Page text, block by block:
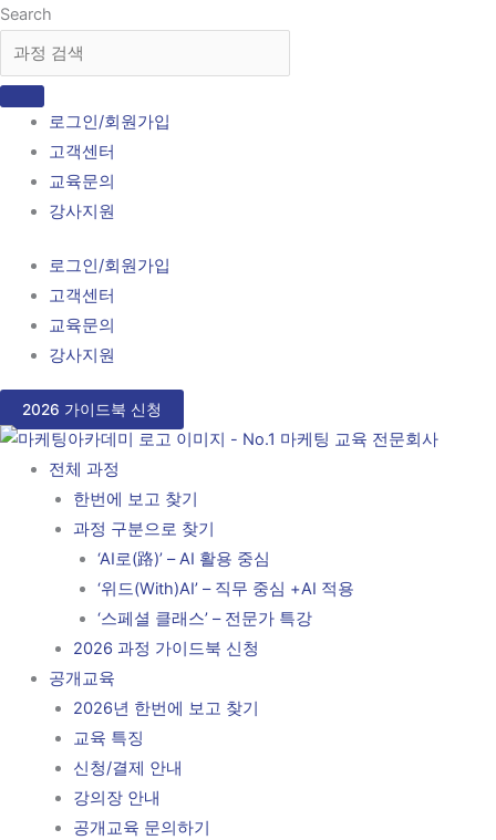
콘
텐
츠
로
Search
로그인/회원가입
고객센터
교육문의
강사지원
로그인/회원가입
고객센터
교육문의
강사지원
2026 가이드북 신청
전체 과정
한번에 보고 찾기
과정 구분으로 찾기
‘AI로(路)’ – AI 활용 중심
‘위드(With)AI’ – 직무 중심 +AI 적용
‘스페셜 클래스’ – 전문가 특강
2026 과정 가이드북 신청
공개교육
2026년 한번에 보고 찾기
교육 특징
신청/결제 안내
강의장 안내
공개교육 문의하기